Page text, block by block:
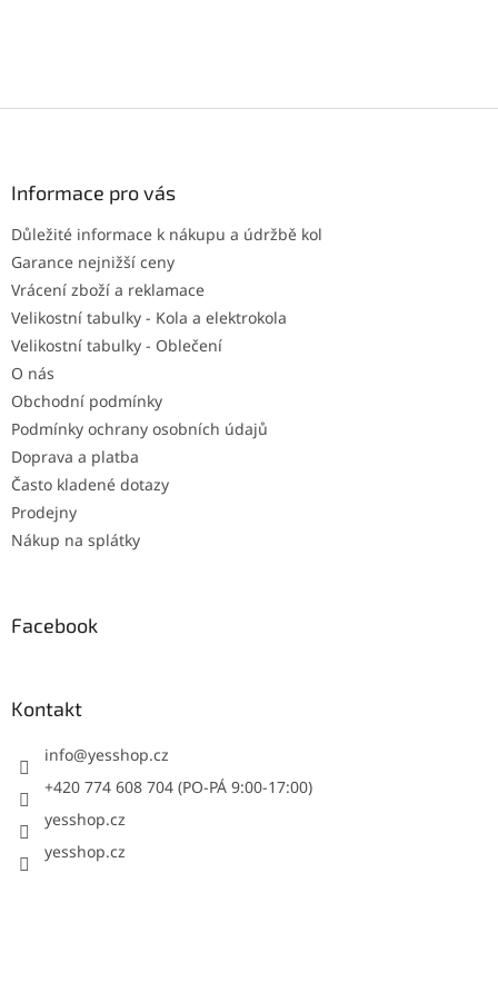
Informace pro vás
Důležité informace k nákupu a údržbě kol
Garance nejnižší ceny
Vrácení zboží a reklamace
Velikostní tabulky - Kola a elektrokola
Velikostní tabulky - Oblečení
O nás
Obchodní podmínky
Podmínky ochrany osobních údajů
Doprava a platba
Často kladené dotazy
Prodejny
Nákup na splátky
Facebook
Kontakt
info@yesshop.cz
+420 774 608 704 (PO-PÁ 9:00-17:00)
yesshop.cz
yesshop.cz